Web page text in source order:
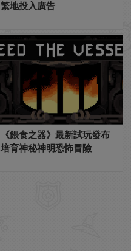
繁地投入廣告
《餵食之器》最新試玩發布
培育神秘神明恐怖冒險